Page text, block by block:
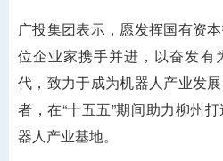
广投集团表示，愿发挥国有资
位企业家携手并进，以奋发有
代，致力于成为机器人产业发
者，在“十五五”期间助力柳州
器人产业基地。